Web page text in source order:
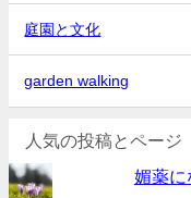
庭園と文化
garden walking
人気の投稿とページ
媚薬に